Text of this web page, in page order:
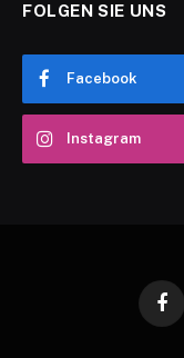
FOLGEN SIE UNS
Facebook
Instagram